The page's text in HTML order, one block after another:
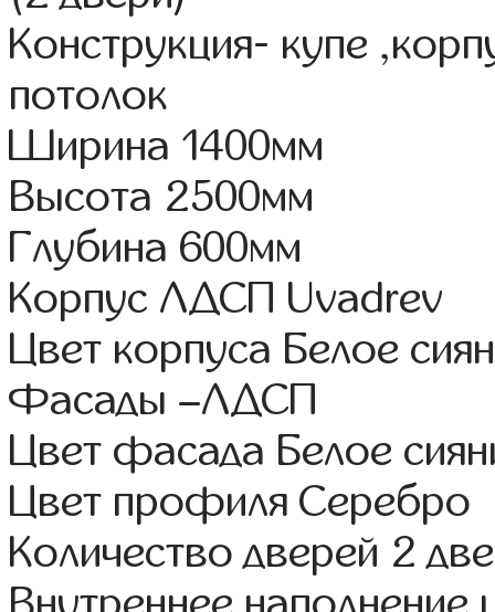
Конструкция- купе
потолок
Ширина 1400мм
Высота 2500мм
Глубина 600мм
Корпус ЛДСП Uvadrev
Цвет корпуса Белое
Фасады –ЛДСП
Цвет фасада Белое
Цвет профиля Серебро
Количество дверей 2